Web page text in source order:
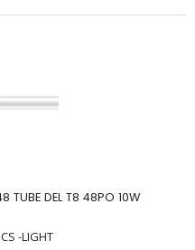
TUBE DEL T8 48PO 10W
-LIGHT